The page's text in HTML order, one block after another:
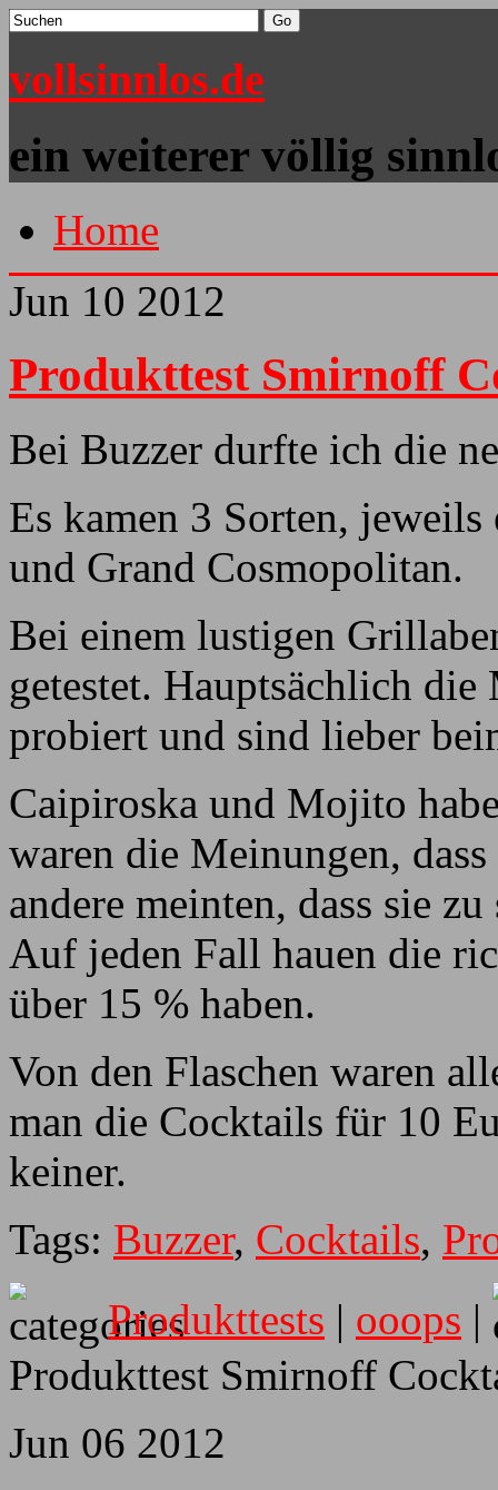
vollsinnlos.de
ein weiterer völlig
Home
Jun 10 2012
Produkttest Smirnoff
Bei Buzzer durfte ich die
Es kamen 3 Sorten,
und Grand Cosmopolitan.
Bei einem lustigen
getestet. Hauptsächlich
probiert und sind lieber
Caipiroska und Mojito
waren die Meinungen,
andere meinten, dass sie
Auf jeden Fall hauen die
über 15 % haben.
Von den Flaschen waren
man die Cocktails für 10
keiner.
Tags: Buzzer, Cocktails,
Produkttests | ooops |
Produkttest Smirnoff
Jun 06 2012